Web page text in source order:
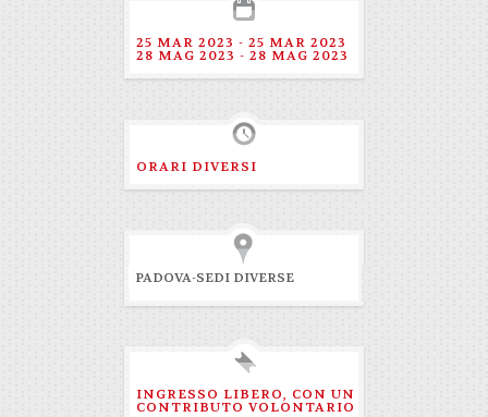
25 MAR 2023 - 25 MAR 2023
28 MAG 2023 - 28 MAG 2023
ORARI DIVERSI
PADOVA-SEDI DIVERSE
INGRESSO LIBERO, CON UN
CONTRIBUTO VOLONTARIO